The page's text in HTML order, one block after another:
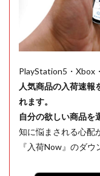
PlayStation5・Xbox
人気商品の入荷速報
れます。
自分の欲しい商品を
知に悩まされる心配
『入荷Now』のダウ